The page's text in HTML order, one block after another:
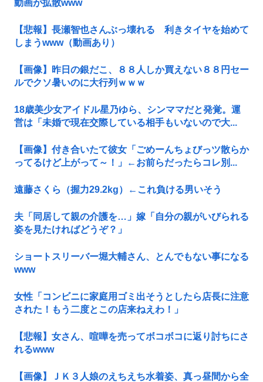
動画が拡散www
【悲報】長瀬智也さんぶっ壊れる 利きタイヤを始めて
しまうwww（動画あり）
【画像】昨日の銀だこ、８８人しか買えない８８円セー
ルでクソ暑いのに大行列ｗｗｗ
18歳美少女アイドル星乃ゆら、シンママだと発覚。運
営は「未婚で現在交際している相手もいないので大...
【画像】付き合いたて彼女「ごめーんちょびっツ散らか
ってるけど上がって～！」←お前らだったらコレ別...
遠藤さくら（握力29.2kg）←これ負ける男いそう
夫「同居して親の介護を…」嫁「自分の親がいびられる
姿を見たければどうぞ？」
ショートスリーバー堀大輔さん、とんでもない事になる
www
女性「コンビニに家庭用ゴミ出そうとしたら店長に注意
された！もう二度とこの店来ねえわ！」
【悲報】女さん、喧嘩を売ってボコボコに返り討ちにさ
れるwww
【画像】ＪＫ３人娘のえちえち水着姿、真っ昼間から全